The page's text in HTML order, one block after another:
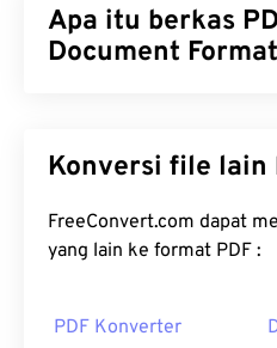
Apa itu berkas
Document
dokumen teks dan
digunakan saat ini.
adalah karena dapat
FreeConvert.com dapat
yang lain ke format PDF :
PDF Konverter